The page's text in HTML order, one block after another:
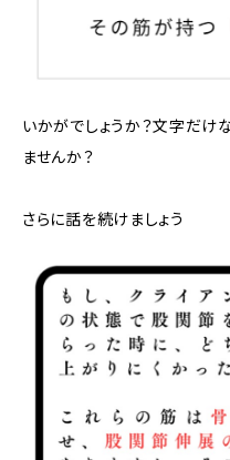
いかがでしょうか？文字だけ
ませんか？
さらに話を続けましょう